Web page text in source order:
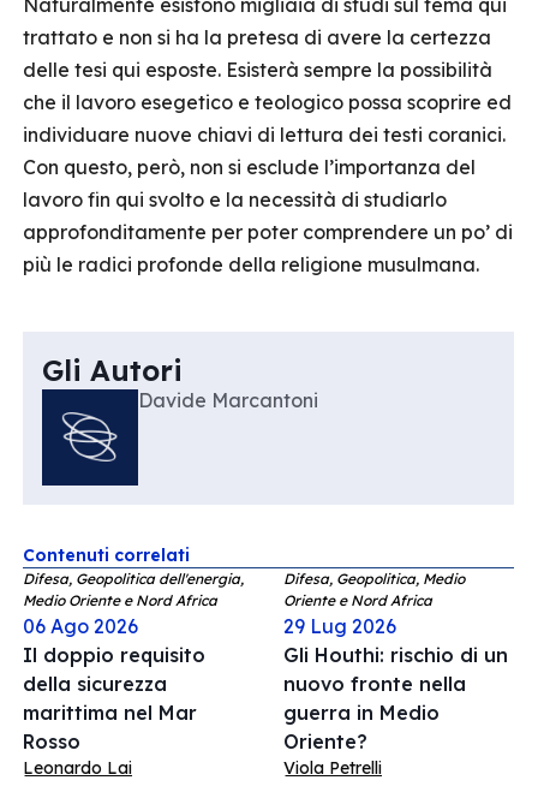
Naturalmente esistono migliaia di studi sul tema qui
trattato e non si ha la pretesa di avere la certezza
delle tesi qui esposte. Esisterà sempre la possibilità
che il lavoro esegetico e teologico possa scoprire ed
individuare nuove chiavi di lettura dei testi coranici.
Con questo, però, non si esclude l’importanza del
lavoro fin qui svolto e la necessità di studiarlo
approfonditamente per poter comprendere un po’ di
più le radici profonde della religione musulmana.
Gli Autori
Davide Marcantoni
Contenuti correlati
Difesa, Geopolitica dell'energia,
Medio Oriente e Nord Africa
06 Ago 2026
Il doppio requisito
della sicurezza
marittima nel Mar
Rosso
Leonardo Lai
Difesa, Geopolitica, Medio
Oriente e Nord Africa
29 Lug 2026
Gli Houthi: rischio di un
nuovo fronte nella
guerra in Medio
Oriente?
Viola Petrelli